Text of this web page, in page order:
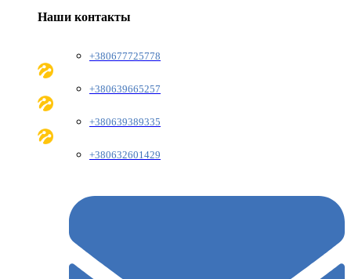
Наши контакты
+380677725778
+380639665257
+380639389335
+380632601429